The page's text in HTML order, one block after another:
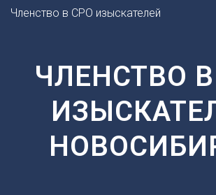
Астрахань
Барнаул
Белгород
Брянск
Владивосток
Владикавказ
Р
С
Членство в СРО изыскателей
ЧЛЕНСТВО